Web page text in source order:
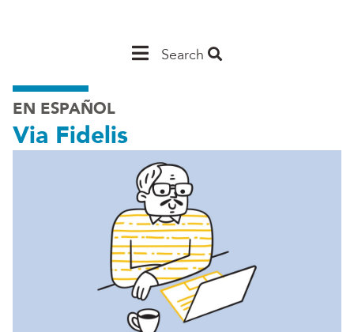
MainSearch
EN ESPAÑOL
Via Fidelis